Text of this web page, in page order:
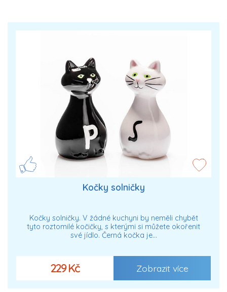
Kočky solničky
Kočky solničky. V žádné kuchyni by neměli chybět
tyto roztomilé kočičky, s kterými si můžete okořenit
své jídlo. Černá kočka je…
229 Kč Zobrazit více